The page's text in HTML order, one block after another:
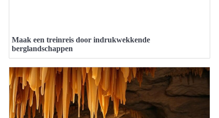
Maak een treinreis door indrukwekkende
berglandschappen